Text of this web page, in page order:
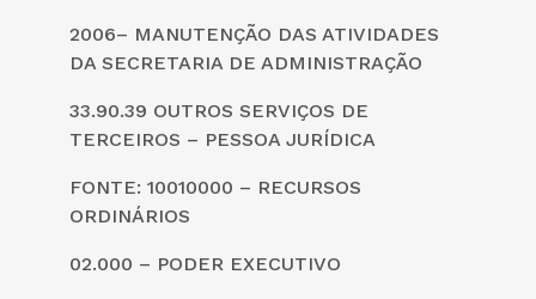
2006– MANUTENÇÃO DAS ATIVIDADES
DA SECRETARIA DE ADMINISTRAÇÃO
33.90.39 OUTROS SERVIÇOS DE
TERCEIROS – PESSOA JURÍDICA
FONTE: 10010000 – RECURSOS
ORDINÁRIOS
02.000 – PODER EXECUTIVO